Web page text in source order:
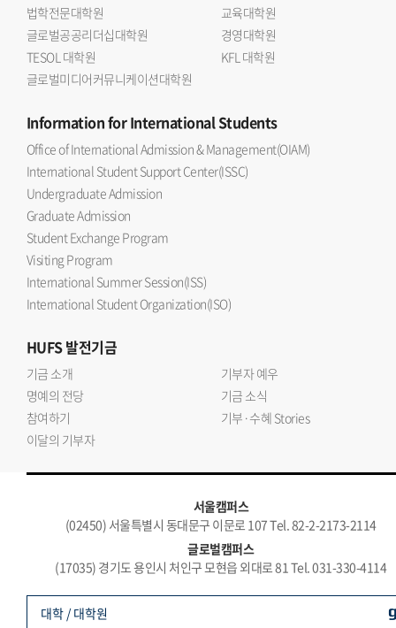
법학전문대학원
교육대학원
글로벌공공리더십대학원
경영대학원
TESOL 대학원
KFL 대학원
글로벌미디어커뮤니케이션대학원
Informationfor International Students
Office of International Admission & Management(OIAM)
International Student Support Center(ISSC)
Undergraduate Admission
Graduate Admission
Student Exchange Program
Visiting Program
International Summer Session(ISS)
International Student Organization(ISO)
HUFS발전기금
기금 소개
기부자 예우
명예의 전당
기금 소식
참여하기
기부·수혜 Stories
이달의 기부자
서울캠퍼스
(02450) 서울특별시 동대문구 이문로 107 Tel. 82-2-2173-2114
글로벌캠퍼스
(17035) 경기도 용인시 처인구 모현읍 외대로 81 Tel. 031-330-4114
대학 / 대학원